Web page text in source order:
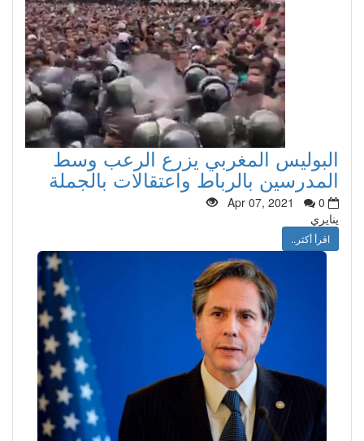
البوليس المغربي يزرع الرعب وسط
المدرسين بالرباط واعتقالات بالجملة
Apr 07, 2021
0
ينايري
اقرأ أكثر..